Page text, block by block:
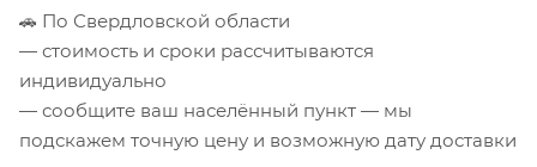
🚗 По Свердловской области
— стоимость и сроки рассчитываются
индивидуально
— сообщите ваш населённый пункт — мы
подскажем точную цену и возможную дату доставки